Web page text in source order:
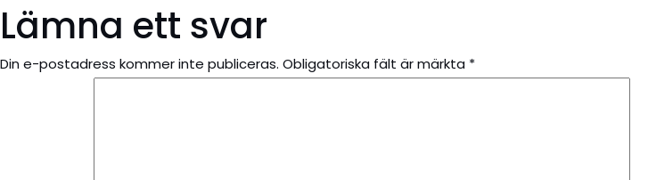
Lämna ett svar
Din e-postadress kommer inte publiceras. Obligatoriska fält är märkta *